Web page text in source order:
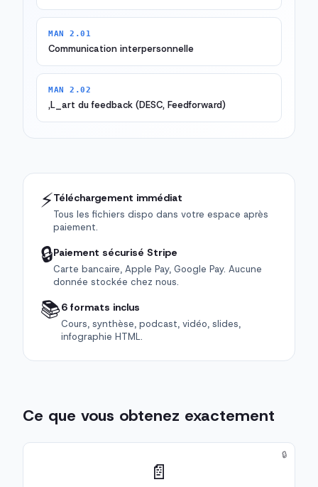
MAN 2.01
Communication interpersonnelle
MAN 2.02
,L_art du feedback (DESC, Feedforward)
⚡Téléchargement immédiat
Tous les fichiers dispo dans votre espace après
paiement.
🔒Paiement sécurisé Stripe
Carte bancaire, Apple Pay, Google Pay. Aucune
donnée stockée chez nous.
📚6 formats inclus
Cours, synthèse, podcast, vidéo, slides,
infographie HTML.
Ce que vous obtenez exactement
📄
🔒